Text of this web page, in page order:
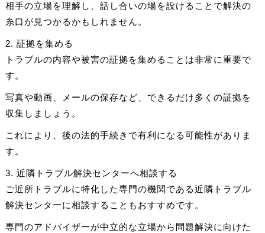
相手の立場を理解し、話し合いの場を設けることで解決の
糸口が見つかるかもしれません。
2. 証拠を集める
トラブルの内容や被害の証拠を集めることは非常に重要で
す。
写真や動画、メールの保存など、できるだけ多くの証拠を
収集しましょう。
これにより、後の法的手続きで有利になる可能性がありま
す。
3. 近隣トラブル解決センターへ相談する
ご近所トラブルに特化した専門の機関である近隣トラブル
解決センターに相談することもおすすめです。
専門のアドバイザーが中立的な立場から問題解決に向けた